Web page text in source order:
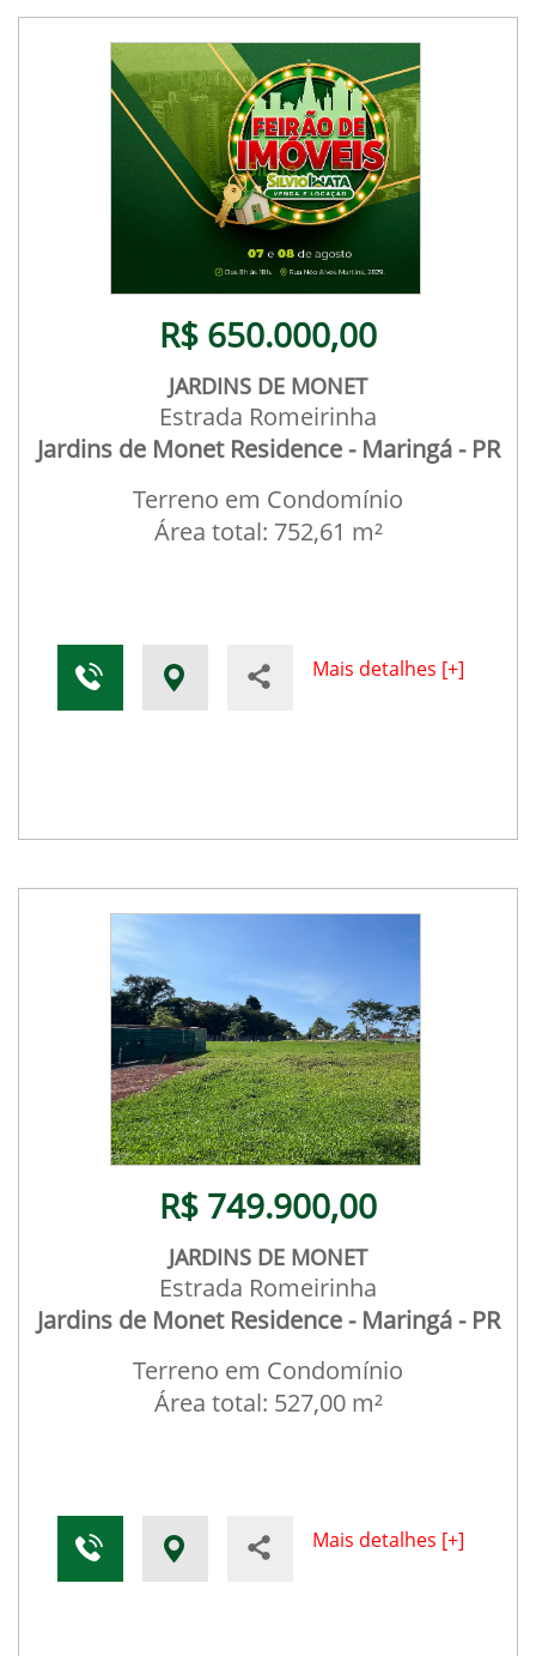
R$ 650.000,00
JARDINS DE MONET
Estrada Romeirinha
Jardins de Monet Residence - Maringá - PR
Terreno em Condomínio
Área total: 752,61 m²
Mais detalhes [+]
R$ 749.900,00
JARDINS DE MONET
Estrada Romeirinha
Jardins de Monet Residence - Maringá - PR
Terreno em Condomínio
Área total: 527,00 m²
Mais detalhes [+]